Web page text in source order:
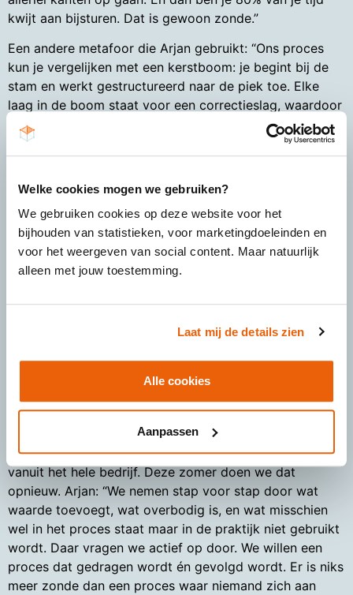
Welke cookies mogen we gebruiken?
We gebruiken cookies op deze website voor het
bijhouden van statistieken, voor marketingdoeleinden en
voor het weergeven van social content. Maar natuurlijk
alleen met jouw toestemming.
Laat mij de details zien
Alle cookies
Aanpassen
kwijt aan bijsturen. Dat is gewoon zonde.”
Een andere metafoor die Arjan gebruikt: “Ons proces
kun je vergelijken met een kerstboom: je begint bij de
stam en werkt gestructureerd naar de piek toe. Elke
laag in de boom staat voor een correctieslag, waardoor
je dicht bij de stam blijft en onnodig herschrijfwerk
voorkomt. Door deze methodiek kunnen we in korte tijd
schrijftijd nodig.”
“Die aanpak zorgt voor rust in het werk,
voorspelbaarheid voor klanten, en voorkomt
overwerken. Het moet wel consequent gebeuren,”
benadrukt hij. “Ook de reviewers die we inzetten zijn
waar ze op moeten letten.”
Lessons learned
gewonnen aanbesteding. Juist het blijven leren en
verbeteren maakt een groot verschil. Elk jaar evalueren
we ons tenderproces grondig, met vertegenwoordiging
vanuit het hele bedrijf. Deze zomer doen we dat
opnieuw. Arjan: “We nemen stap voor stap door wat
waarde toevoegt, wat overbodig is, en wat misschien
wel in het proces staat maar in de praktijk niet gebruikt
wordt. Daar vragen we actief op door. We willen een
proces dat gedragen wordt én gevolgd wordt. Er is niks
meer zonde dan een proces waar niemand zich aan